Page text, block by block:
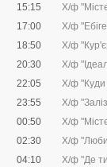
15:15
Х/ф
17:00
Х/ф
18:50
Х/ф
20:30
Х/ф
22:05
Х/ф "Куди
23:55
Х/ф
00:50
Х/ф
02:30
Х/ф "Люби
04:10
Х/ф "Де